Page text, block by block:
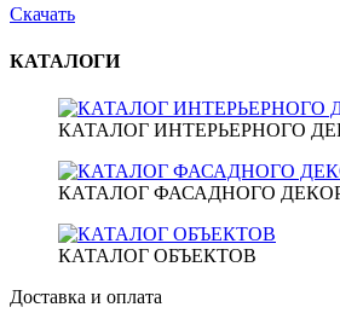
Скачать
КАТАЛОГИ
КАТАЛОГ ИНТЕРЬЕРНОГО
КАТАЛОГ ФАСАДНОГО
КАТАЛОГ ОБЪЕКТОВ
Доставка и оплата